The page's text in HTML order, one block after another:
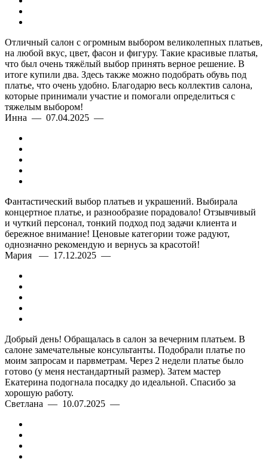
Отличный салон с огромным выбором великолепных платьев,
на любой вкус, цвет, фасон и фигуру. Такие красивые платья,
что был очень тяжёлый выбор принять верное решение. В
итоге купили два. Здесь также можно подобрать обувь под
платье, что очень удобно. Благодарю весь коллектив салона,
которые принимали участие и помогали определиться с
тяжелым выбором!
Инна — 07.04.2025 —
Фантастический выбор платьев и украшений. Выбирала
концертное платье, и разнообразие порадовало! Отзывчивый
и чуткий персонал, тонкий подход под задачи клиента и
бережное внимание! Ценовые категории тоже радуют,
однозначно рекомендую и вернусь за красотой!
Мария — 17.12.2025 —
Добрый день! Обращалась в салон за вечерним платьем. В
салоне замечательные консультанты. Подобрали платье по
моим запросам и парвметрам. Через 2 недели платье было
готово (у меня нестандартный размер). Затем мастер
Екатерина подогнала посадку до идеальной. Спасибо за
хорошую работу.
Светлана — 10.07.2025 —